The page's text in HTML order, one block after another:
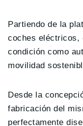
Partiendo de la
coches eléctricos,
condición como
movilidad
Desde la
fabricación del
perfectamente